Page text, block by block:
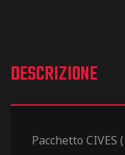
DESCRIZIONE
Pacchetto CIVES